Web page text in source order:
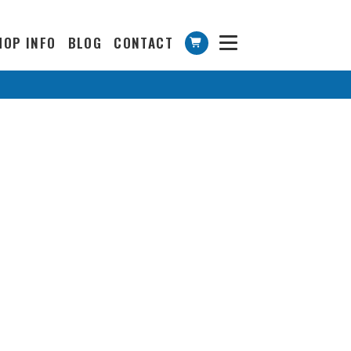
INFO BLOG CONTACT